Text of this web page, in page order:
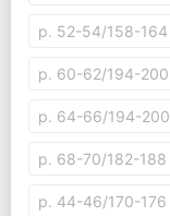
р. 52-54/158-164
р. 60-62/194-200
р. 64-66/194-200
р. 68-70/182-188
р. 44-46/170-176